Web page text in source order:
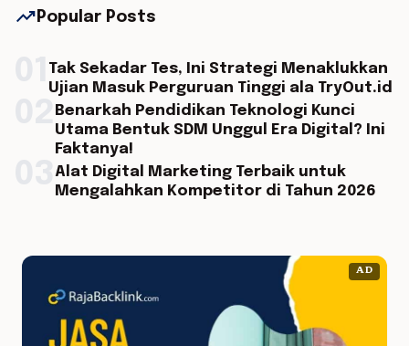
trending_up Popular Posts
Tak Sekadar Tes, Ini Strategi Menaklukkan
Ujian Masuk Perguruan Tinggi ala TryOut.id
Benarkah Pendidikan Teknologi Kunci
Utama Bentuk SDM Unggul Era Digital? Ini
Faktanya!
Alat Digital Marketing Terbaik untuk
Mengalahkan Kompetitor di Tahun 2026
AD